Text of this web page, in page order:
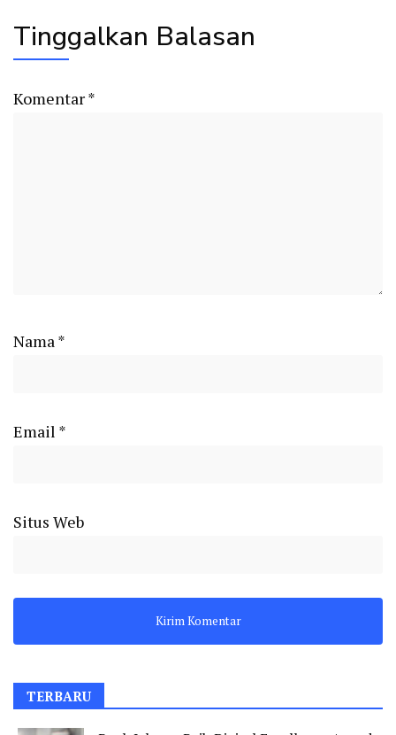
Tinggalkan Balasan
Komentar*
Nama*
Email *
Situs Web
TERBARU